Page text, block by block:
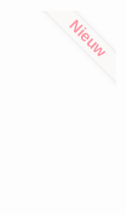
Nieuw